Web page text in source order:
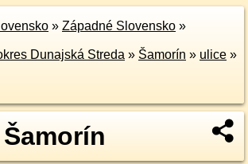
» Západné Slovensko »
Dunajská Streda » Šamorín » ulice »